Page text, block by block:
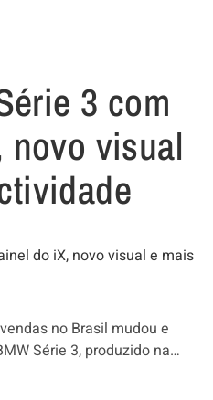
3 com
visual
no Brasil mudou e
Série 3, produzido na…